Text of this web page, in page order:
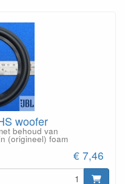
woofer
behoud van
(origineel) foam
€ 7,46